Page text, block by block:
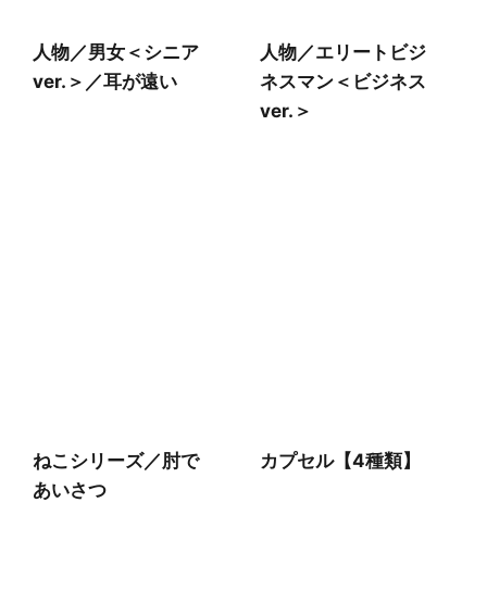
人物／男女＜シニア
ver.＞／耳が遠い
人物／エリートビジ
ネスマン＜ビジネス
ver.＞
ねこシリーズ／肘で
あいさつ
カプセル【4種類】